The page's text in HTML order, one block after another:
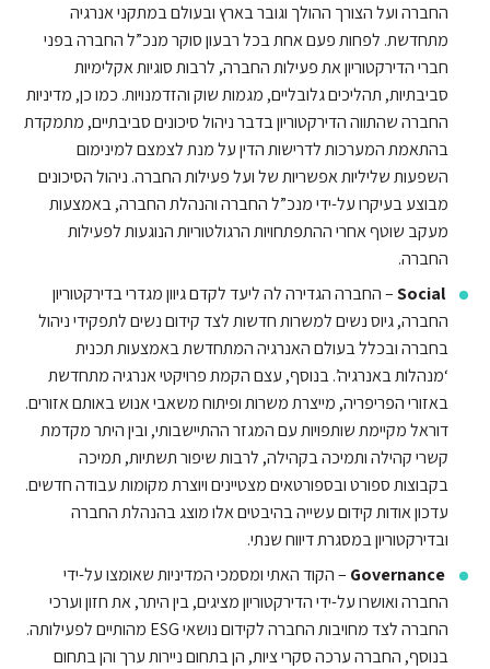
החברה ועל הצורך ההולך וגובר בארץ ובעולם במתקני אנרגיה
מתחדשת. לפחות פעם אחת בכל רבעון סוקר מנכ”ל החברה בפני
חברי הדירקטוריון את פעילות החברה, לרבות סוגיות אקלימיות
סביבתיות, תהליכים גלובליים, מגמות שוק והזדמנויות. כמו כן, מדיניות
החברה שהתווה הדירקטוריון בדבר ניהול סיכונים סביבתיים, מתמקדת
בהתאמת המערכות לדרישות הדין על מנת לצמצם למינימום
השפעות שליליות אפשריות של ועל פעילות החברה. ניהול הסיכונים
מבוצע בעיקרו על-ידי מנכ”ל החברה והנהלת החברה, באמצעות
מעקב שוטף אחרי ההתפתחויות הרגולטוריות הנוגעות לפעילות
החברה.
Social
– החברה הגדירה לה ליעד לקדם גיוון מגדרי בדירקטוריון
החברה, גיוס נשים למשרות חדשות לצד קידום נשים לתפקידי ניהול
בחברה ובכלל בעולם האנרגיה המתחדשת באמצעות תכנית
‘מנהלות באנרגיה’. בנוסף, עצם הקמת פרויקטי אנרגיה מתחדשת
באזורי הפריפריה, מייצרת משרות ופיתוח משאבי אנוש באותם אזורים.
דוראל מקיימת שותפויות עם המגזר ההתיישבותי, ובין היתר מקדמת
קשרי קהילה ותמיכה בקהילה, לרבות שיפור תשתיות, תמיכה
בקבוצות ספורט ובספורטאים מצטיינים ויוצרת מקומות עבודה חדשים.
עדכון אודות קידום עשייה בהיבטים אלו מוצג בהנהלת החברה
ובדירקטוריון במסגרת דיווח שנתי.
Governance – הקוד האתי ומסמכי המדיניות שאומצו על-ידי
החברה ואושרו על-ידי הדירקטוריון מציגים, בין היתר, את חזון וערכי
החברה לצד מחויבות החברה לקידום נושאי ESG מהותיים לפעילותה.
בנוסף, החברה ערכה סקרי ציות, הן בתחום ניירות ערך והן בתחום